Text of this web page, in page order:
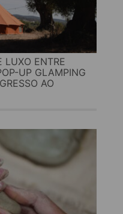
LUXO ENTRE
UP GLAMPING
AO